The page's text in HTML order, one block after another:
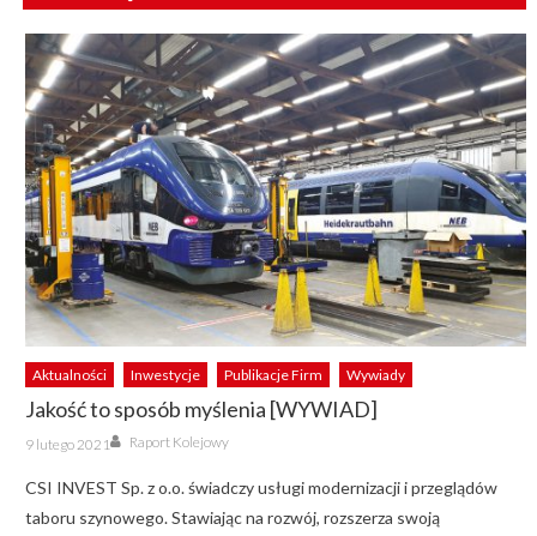
Aktualności Inwestycje Publikacje Firm Wywiady
Jakość to sposób myślenia [WYWIAD]
Posted
on
9 lutego 2021 Author
Raport Kolejowy
CSI INVEST Sp. z o.o. świadczy usługi modernizacji i przeglądów
taboru szynowego. Stawiając na rozwój, rozszerza swoją